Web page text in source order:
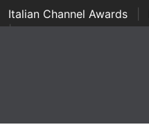
Italian Channel Awards
| ...